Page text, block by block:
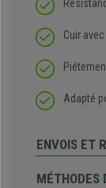
Cuir
Adapté
ENVOIS ET
MÉTHODES